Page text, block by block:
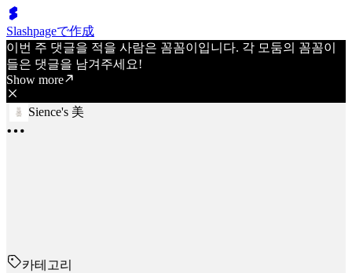
Slashpageで作成
이번 주 댓글을 적을 사람은 꼼꼼이입니다. 각 모둠의 꼼꼼이
들은 댓글을 남겨주세요!
Show more
Sience's 美
카테고리